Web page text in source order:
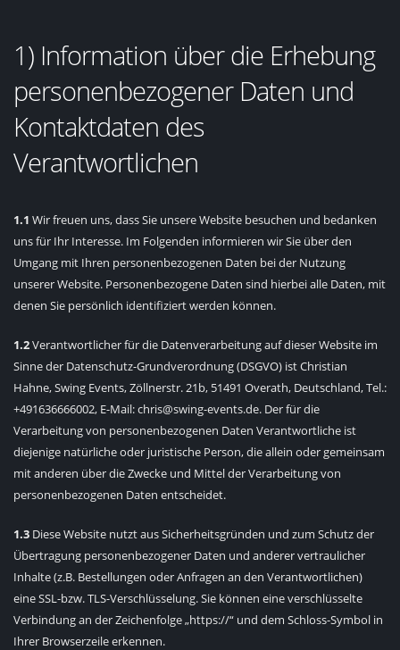
1) Information über die Erhebung
personenbezogener Daten und
Kontaktdaten des
Verantwortlichen
1.1 Wir freuen uns, dass Sie unsere Website besuchen und bedanken
uns für Ihr Interesse. Im Folgenden informieren wir Sie über den
Umgang mit Ihren personenbezogenen Daten bei der Nutzung
unserer Website. Personenbezogene Daten sind hierbei alle Daten, mit
denen Sie persönlich identifiziert werden können.
1.2Verantwortlicher für die Datenverarbeitung auf dieser Website im
Sinne der Datenschutz-Grundverordnung (DSGVO) ist Christian
Hahne, Swing Events, Zöllnerstr. 21b, 51491 Overath, Deutschland, Tel.:
+491636666002, E-Mail: chris@swing-events.de. Der für die
Verarbeitung von personenbezogenen Daten Verantwortliche ist
diejenige natürliche oder juristische Person, die allein oder gemeinsam
mit anderen über die Zwecke und Mittel der Verarbeitung von
personenbezogenen Daten entscheidet.
1.3 Diese Website nutzt aus Sicherheitsgründen und zum Schutz der
Übertragung personenbezogener Daten und anderer vertraulicher
Inhalte (z.B. Bestellungen oder Anfragen an den Verantwortlichen)
eine SSL-bzw. TLS-Verschlüsselung. Sie können eine verschlüsselte
Verbindung an der Zeichenfolge „https://“ und dem Schloss-Symbol in
Ihrer Browserzeile erkennen.